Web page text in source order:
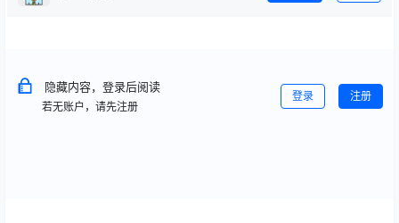
隐藏内容，登录后阅读
若无账户，请先注册
登录 注册